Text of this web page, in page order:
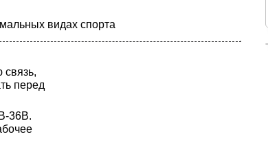
видах спорта
связь,
перед
36В.